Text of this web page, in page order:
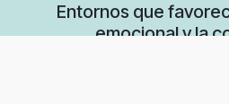
Entornos que
emocional y la